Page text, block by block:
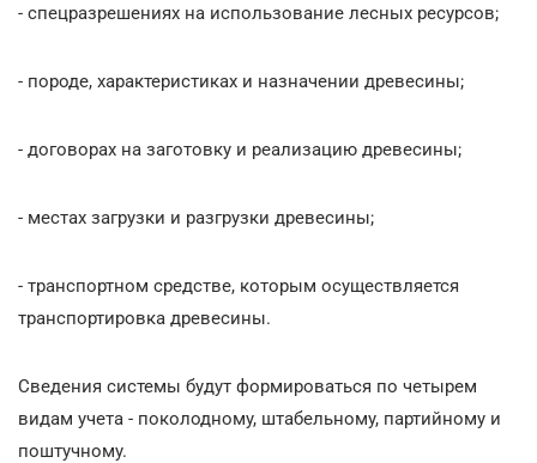
- спецразрешениях на использование лесных ресурсов;
- породе, характеристиках и назначении древесины;
- договорах на заготовку и реализацию древесины;
- местах загрузки и разгрузки древесины;
- транспортном средстве, которым осуществляется
транспортировка древесины.
Сведения системы будут формироваться по четырем
видам учета - поколодному, штабельному, партийному и
поштучному.